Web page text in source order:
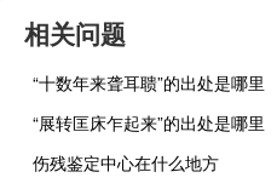
相关问题
“十数年来聋耳聩”的出处是哪里
“展转匡床乍起来”的出处是哪里
伤残鉴定中心在什么地方